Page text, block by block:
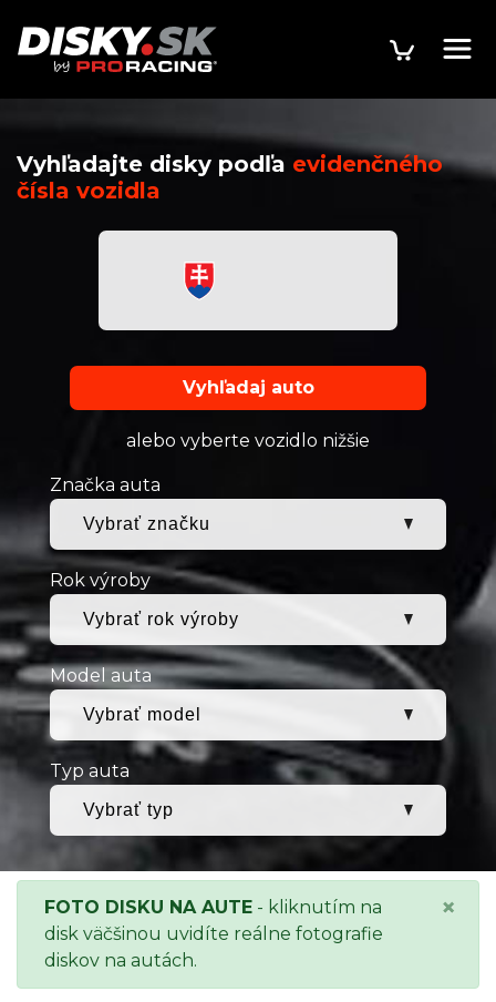
Vyhľadajte disky podľa evidenčného
čísla vozidla
Vyhľadaj auto
alebo vyberte vozidlo nižšie
Značka auta
Rok výroby
Model auta
Typ auta
FOTO DISKU NA AUTE - kliknutím na
disk väčšinou uvidíte reálne fotografie
diskov na autách.
×